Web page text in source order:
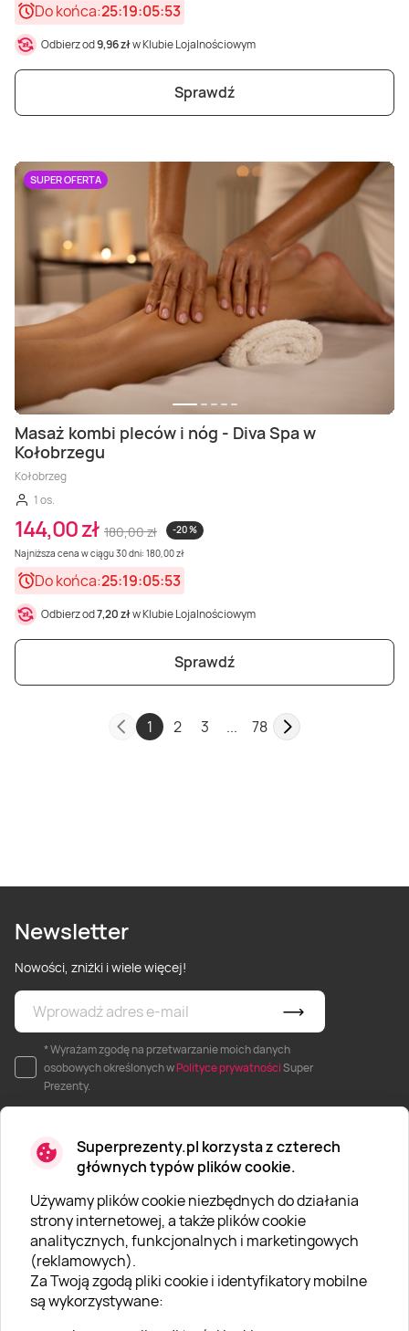
Superprezenty.pl korzysta z czterech
głównych typów plików cookie.
Używamy plików cookie niezbędnych do działania
strony internetowej, a także plików cookie
analitycznych, funkcjonalnych i marketingowych
(reklamowych).
Za Twoją zgodą pliki cookie i identyfikatory mobilne
są wykorzystywane:
Do końca:25:19:05:51
Odbierz od9,96 złw Klubie Lojalnościowym
Sprawdź
SUPER OFERTA
Masaż kombi pleców i nóg - Diva Spa w
Kołobrzegu
Kołobrzeg
1 os.
144,00 zł 180,00 zł
-20 %
Najniższa cena w ciągu 30 dni: 180,00 zł
Do końca:25:19:05:51
Odbierz od7,20 złw Klubie Lojalnościowym
Sprawdź
1 2 3 ... 78
Newsletter
Nowości, zniżki i wiele więcej!
* Wyrażam zgodę na przetwarzanie moich danych
osobowych określonych wPolityce prywatnościSuper
Prezenty.
O SUPERPREZENTY
O nas
Aktualności
Kariera w Super Prezentach